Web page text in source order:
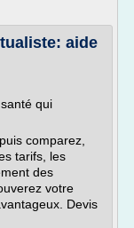
aide
qui
comparez,
tarifs, les
des
votre
Devis